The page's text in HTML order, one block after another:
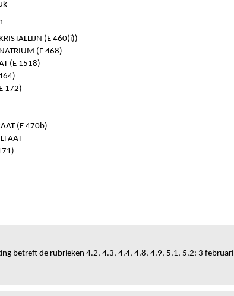
(E 460(i))
(E 468)
(E 1518)
172)
(E 470b)
betreft de rubrieken 4.2, 4.3, 4.4, 4.8, 4.9, 5.1, 5.2: 3 februari